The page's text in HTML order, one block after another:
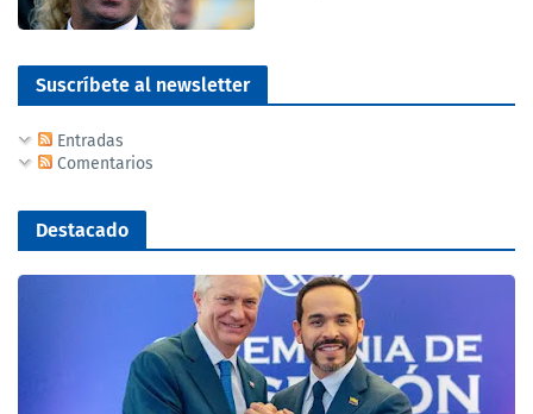
Suscríbete al newsletter
Entradas
Comentarios
Destacado